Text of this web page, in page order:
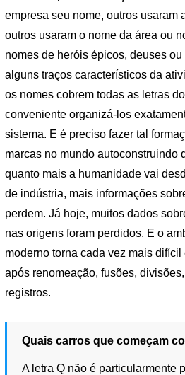
empresa seu nome, outros usaram
outros usaram o nome da área ou
nomes de heróis épicos, deuses
alguns traços característicos da
os nomes cobrem todas as letras
conveniente organizá-los
sistema. E é preciso fazer tal
marcas no mundo autoconstruindo
quanto mais a humanidade vai
de indústria, mais informações
perdem. Já hoje, muitos dados
nas origens foram perdidos. E o
moderno torna cada vez mais
após renomeação, fusões,
registros.
Quais carros que começam
A letra Q não é particularmente